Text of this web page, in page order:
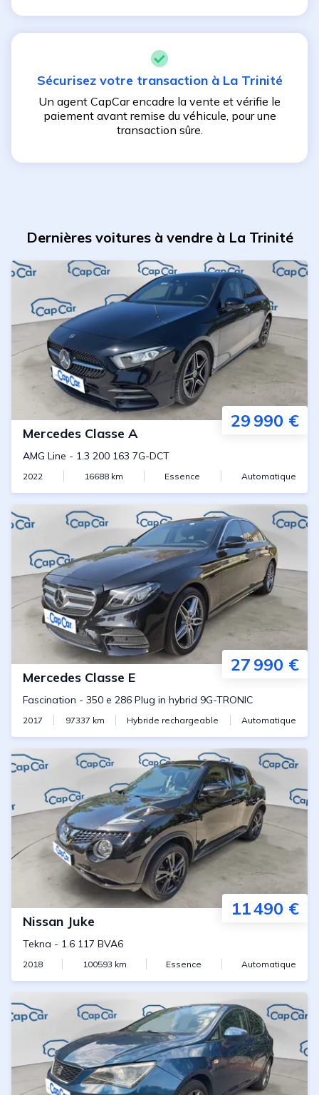
Sécurisez votre transaction à La Trinité
Un agent CapCar encadre la vente et vérifie le
paiement avant remise du véhicule, pour une
transaction sûre.
Dernières voitures à vendre à La Trinité
29 990 €
Mercedes Classe A
AMG Line - 1.3 200 163 7G-DCT
2022 16688 km Essence Automatique
27 990 €
Mercedes Classe E
Fascination - 350 e 286 Plug in hybrid 9G-TRONIC
2017 97337 km Hybride rechargeable Automatique
11 490 €
Nissan Juke
Tekna - 1.6 117 BVA6
2018 100593 km Essence Automatique